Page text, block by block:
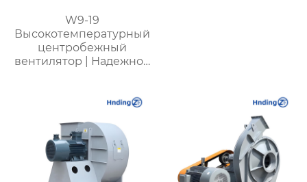
W9-19
Высокотемпературный
центробежный
вентилятор | Надежное
температуре до 950℃